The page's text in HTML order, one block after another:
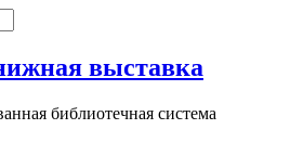
выставка
библиотечная система